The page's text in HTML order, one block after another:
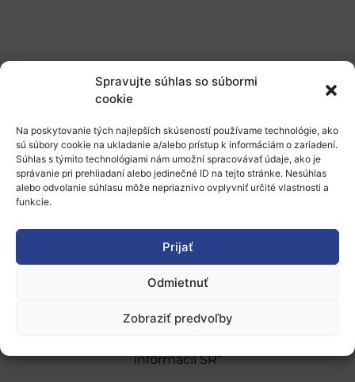
Spravujte súhlas so súbormi
cookie
Na poskytovanie tých najlepších skúseností používame technológie, ako
sú súbory cookie na ukladanie a/alebo prístup k informáciám o zariadení.
Súhlas s týmito technológiami nám umožní spracovávať údaje, ako je
správanie pri prehliadaní alebo jedinečné ID na tejto stránke. Nesúhlas
alebo odvolanie súhlasu môže nepriaznivo ovplyvniť určité vlastnosti a
funkcie.
Prijať
Odmietnuť
Zobraziť predvoľby
Naše služby
Financovanie a podpora
Stáže a pobyty
Ochrana osobných údajov
úniou v rámci Programu Slovensko. Portál
informácií SR“